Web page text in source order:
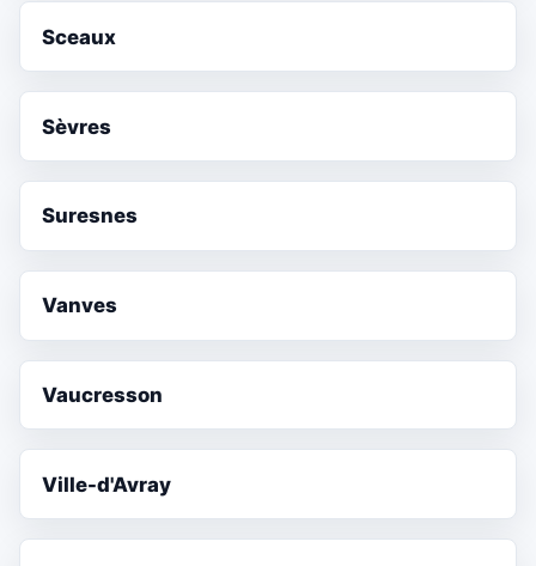
Sceaux
Sèvres
Suresnes
Vanves
Vaucresson
Ville-d'Avray